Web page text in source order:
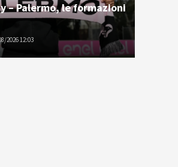
– Palermo, le formazioni
2026 12:03